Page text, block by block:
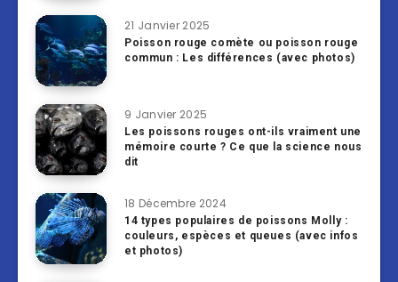
21 Janvier 2025
Poisson rouge comète ou poisson rouge
commun : Les différences (avec photos)
9 Janvier 2025
Les poissons rouges ont-ils vraiment une
mémoire courte ? Ce que la science nous
dit
18 Décembre 2024
14 types populaires de poissons Molly :
couleurs, espèces et queues (avec infos
et photos)